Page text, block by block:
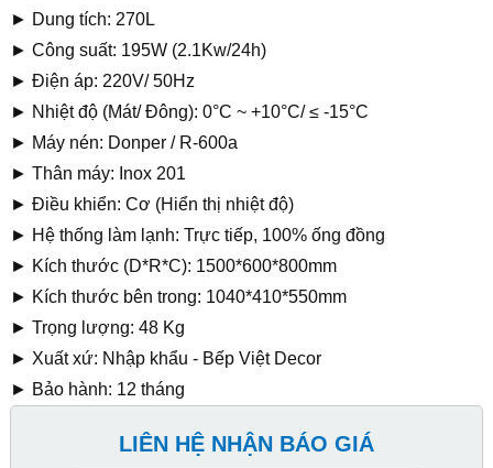
► Dung tích: 270L
► Công suất: 195W (2.1Kw/24h)
► Điện áp: 220V/ 50Hz
► Nhiệt độ (Mát/ Đông): 0°C ~ +10°C/ ≤ -15°C
► Máy nén: Donper / R-600a
► Thân máy: Inox 201
► Điều khiển: Cơ (Hiển thị nhiệt độ)
► Hệ thống làm lạnh: Trực tiếp, 100% ống đồng
► Kích thước (D*R*C): 1500*600*800mm
► Kích thước bên trong: 1040*410*550mm
► Trọng lượng: 48 Kg
► Xuất xứ: Nhập khẩu - Bếp Việt Decor
► Bảo hành: 12 tháng
LIÊN HỆ NHẬN BÁO GIÁ